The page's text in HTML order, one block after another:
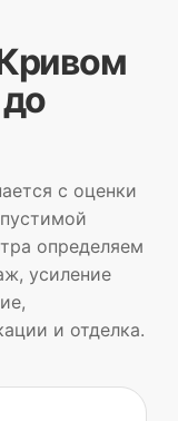
с оценки
определяем
усиление
и отделка.